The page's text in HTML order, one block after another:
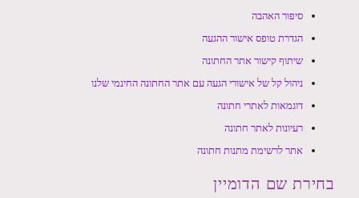
סיפור האהבה
הגדרת טופס אישור ההגעה
שיתוף קישור אתר החתונה
ניהול קל של אישורי הגעה עם אתר החתונה החינמי שלנו
דוגמאות לאתרי חתונה
רעיונות לאתר חתונה
אתר לרשימת מתנות חתונה
בחירת שם הדומיין